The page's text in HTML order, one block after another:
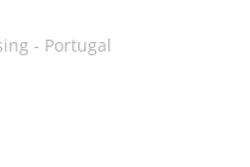
- Portugal